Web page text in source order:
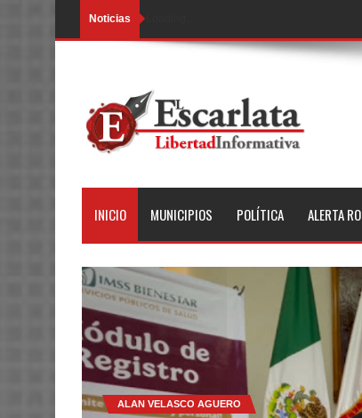
Noticias
INICIO MUNICIPIOS POLÍTICA ALERTA
ALAN VELASCO AGUERO